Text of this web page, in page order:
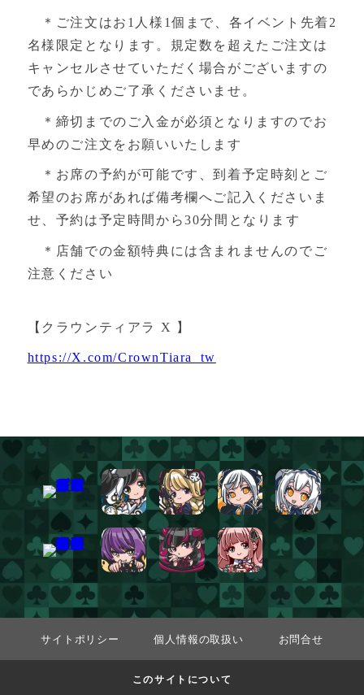
＊ご注文はお1人様1個まで、各イベント先着2
名様限定となります。規定数を超えたご注文は
キャンセルさせていただく場合がございますの
であらかじめご了承くださいませ。
＊締切までのご入金が必須となりますのでお
早めのご注文をお願いいたします
＊お席の予約が可能です、到着予定時刻とご
希望のお席があれば備考欄へご記入くださいま
せ、予約は予定時間から30分間となります
＊店舗での金額特典には含まれませんのでご
注意ください
【クラウンティアラ X 】
https://X.com/CrownTiara_tw
サイトポリシー 個人情報の取扱い お問合せ
このサイトについて